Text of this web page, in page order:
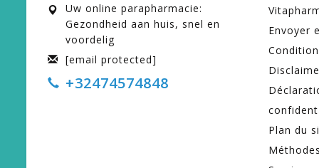
Uw online parapharmacie:
Gezondheid aan huis, snel en
voordelig
[email protected]
+32474574848
Envoyer
Plan du